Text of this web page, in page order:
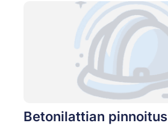
Betonilattian pinnoitus